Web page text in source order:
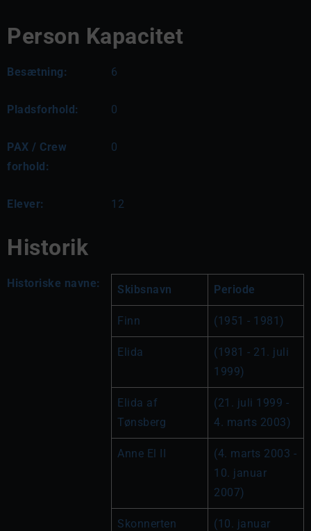
Person Kapacitet
Besætning: 6
Pladsforhold: 0
PAX / Crew
forhold:
0
Elever: 12
Historik
Historiske navne: Skibsnavn Periode
Finn (1951 - 1981)
Elida
(1981 - 21. juli
1999)
Elida af
Tønsberg
(21. juli 1999 -
4. marts 2003)
Anne El II
(4. marts 2003 -
10. januar
2007)
Skonnerten
(10. januar